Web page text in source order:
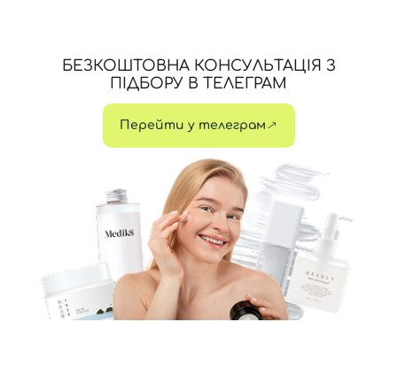
БЕЗКОШТОВНА КОНСУЛЬТАЦІЯ З
ПІДБОРУ В ТЕЛЕГРАМ
Перейти у телеграм